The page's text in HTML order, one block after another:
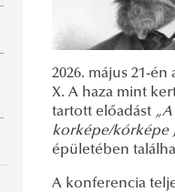
2026. május 21-
X. A haza mint
tartott előadást
korképe/kórképe
épületében
A konferencia